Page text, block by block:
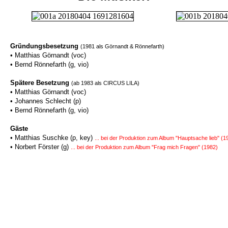
Gründungsbesetzung (1981 als Görnandt & Rönnefarth)
• Matthias Görnandt (voc)
• Bernd Rönnefarth (g, vio)
Spätere Besetzung (ab 1983 als CIRCUS LILA)
• Matthias Görnandt (voc)
• Johannes Schlecht (p)
• Bernd Rönnefarth (g, vio)
Gäste
• Matthias Suschke (p, key)
... bei der Produktion zum Album "Hauptsache lieb"
• Norbert Förster (g) ... bei der Produktion zum Album "Frag mich Fragen" (1982)